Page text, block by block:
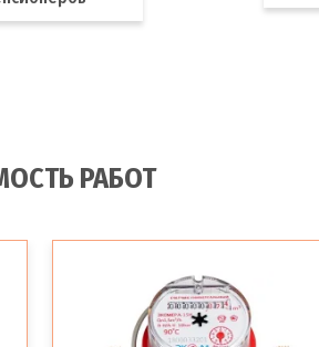
РАБОТ